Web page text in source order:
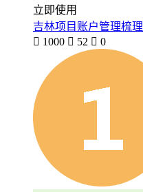
立即使用
吉林项目账户管理梳理
 1000  52  0